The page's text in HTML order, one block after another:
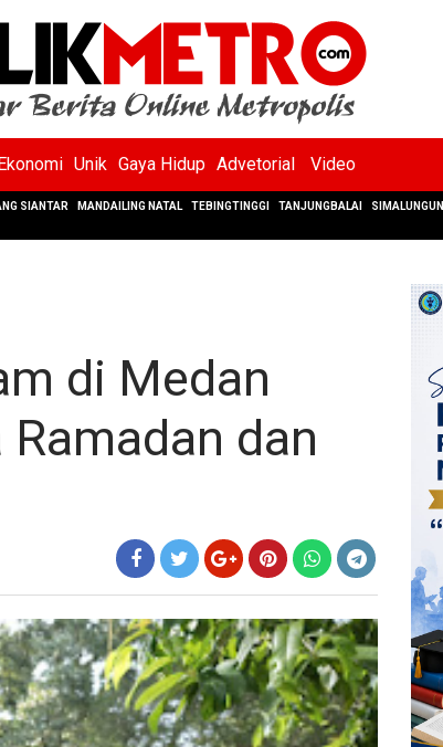
Unik Gaya Hidup Advetorial Video
SIANTAR MANDAILING NATAL TEBINGTINGGI TANJUNGBALAI SIMALUNGUN
di Medan
dan